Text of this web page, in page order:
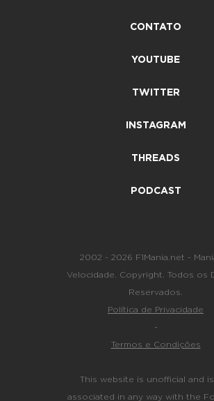
CONTATO
YOUTUBE
TWITTER
INSTAGRAM
THREADS
PODCAST
2002 - 2026 F1Mania.net -
Velocidade. Copyright. Todos os
Reservados.
Política de Privacidade
-
Termos e Condições
This website is unofficial and
associated in any way with the